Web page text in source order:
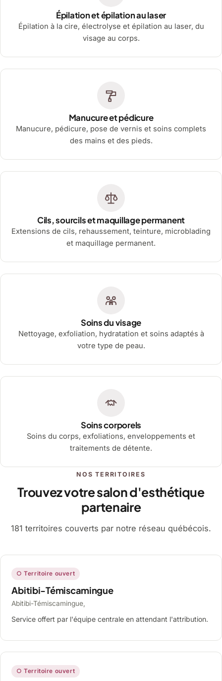
Épilation et épilation au laser
Épilation à la cire, électrolyse et épilation au laser, du
visage au corps.
Manucure et pédicure
Manucure, pédicure, pose de vernis et soins complets
des mains et des pieds.
Cils, sourcils et maquillage permanent
Extensions de cils, rehaussement, teinture, microblading
et maquillage permanent.
Soins du visage
Nettoyage, exfoliation, hydratation et soins adaptés à
votre type de peau.
Soins corporels
Soins du corps, exfoliations, enveloppements et
traitements de détente.
NOS TERRITOIRES
Trouvez votre salon d'esthétique
partenaire
181 territoires couverts par notre réseau québécois.
○ Territoire ouvert
Abitibi-Témiscamingue
Abitibi-Témiscamingue,
Service offert par l'équipe centrale en attendant l'attribution.
○ Territoire ouvert